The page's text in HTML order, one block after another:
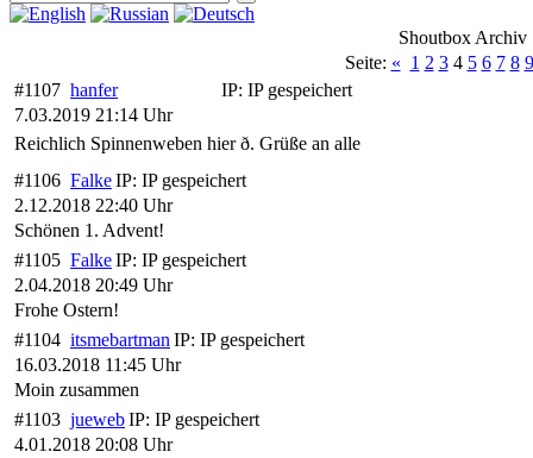
Shoutbox Archiv
Seite: « 1 2 3 4 5 6 7 8 9
#1107 hanfer IP: IP gespeichert
7.03.2019 21:14 Uhr
Reichlich Spinnenweben hier ð. Grüße an alle
#1106 FalkeIP: IP gespeichert
2.12.2018 22:40 Uhr
Schönen 1. Advent!
#1105 FalkeIP: IP gespeichert
2.04.2018 20:49 Uhr
Frohe Ostern!
#1104 itsmebartman IP: IP gespeichert
16.03.2018 11:45 Uhr
Moin zusammen
#1103 juewebIP: IP gespeichert
4.01.2018 20:08 Uhr